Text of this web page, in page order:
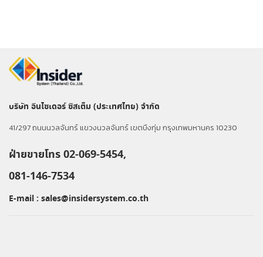
บริษัท อินไซเดอร์ ซิสเต็ม (ประเทศไทย) จำกัด
41/297 ถนนนวลจันทร์ แขวงนวลจันทร์ เขตบึงกุ่ม กรุงเทพมหานคร 10230
ฝ่ายขายโทร 02-069-5454,
081-146-7534
E-mail : sales@insidersystem.co.th